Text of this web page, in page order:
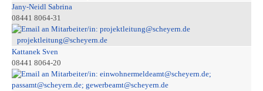
Jany-Neidl Sabrina
08441 8064-31
projektleitung@scheyern.de
Kattanek Sven
08441 8064-20